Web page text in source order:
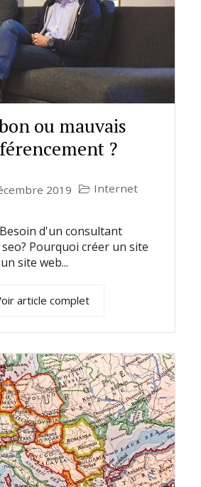
ou mauvais
?
2019
Internet
d'un consultant
Pourquoi créer un site
site web...
article complet